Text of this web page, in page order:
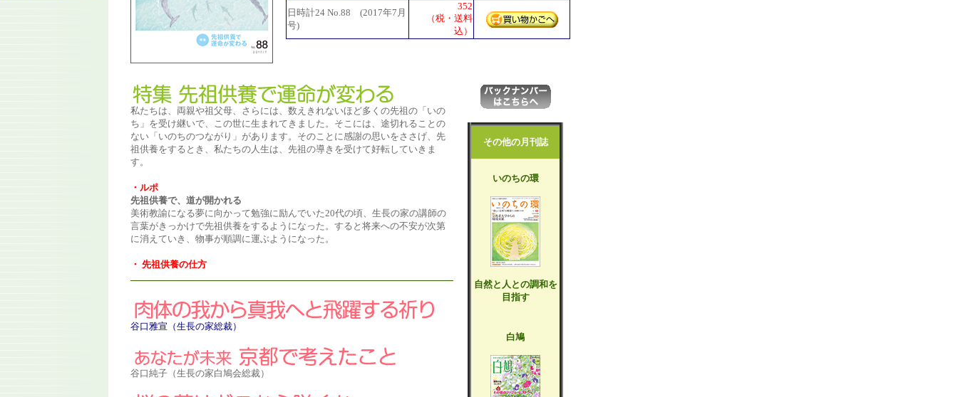
日時計24 No.88 (2017年7月
号)
352
（税・送料
込）
私たちは、両親や祖父母、さらには、数えきれないほど多くの先祖の「いの
ち」を受け継いで、この世に生まれてきました。そこには、途切れることの
ない「いのちのつながり」があります。そのことに感謝の思いをささげ、先
祖供養をするとき、私たちの人生は、先祖の導きを受けて好転していきま
す。
・ルポ
先祖供養で、道が開かれる
美術教諭になる夢に向かって勉強に励んでいた20代の頃、生長の家の講師の
言葉がきっかけで先祖供養をするようになった。すると将来への不安が次第
に消えていき、物事が順調に運ぶようになった。
・ 先祖供養の仕方
谷口雅宣（生長の家総裁）
谷口純子（生長の家白鳩会総裁）
その他の月刊誌
いのちの環
自然と人との調和を
目指す
白鳩